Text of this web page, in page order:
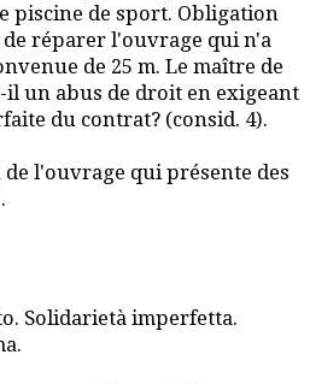
piscine de sport. Obligation
réparer l'ouvrage qui n'a
de 25 m. Le maître de
un abus de droit en exigeant
du contrat? (consid. 4).
l'ouvrage qui présente des
Solidarietà imperfetta.